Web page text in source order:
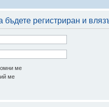
бъдете регистриран и
ме
ме